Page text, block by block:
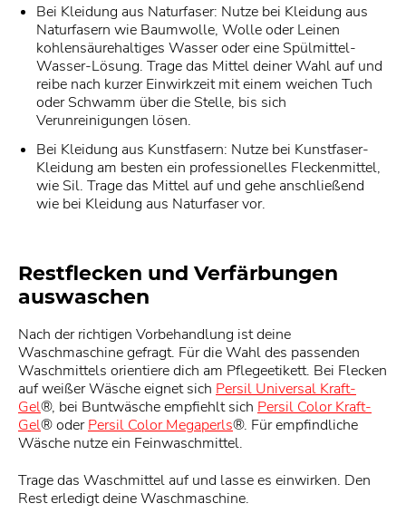
Bei Kleidung aus Naturfaser: Nutze bei Kleidung aus
Naturfasern wie Baumwolle, Wolle oder Leinen
kohlensäurehaltiges Wasser oder eine Spülmittel-
Wasser-Lösung. Trage das Mittel deiner Wahl auf und
reibe nach kurzer Einwirkzeit mit einem weichen Tuch
oder Schwamm über die Stelle, bis sich
Verunreinigungen lösen.
Bei Kleidung aus Kunstfasern: Nutze bei Kunstfaser-
Kleidung am besten ein professionelles Fleckenmittel,
wie Sil. Trage das Mittel auf und gehe anschließend
wie bei Kleidung aus Naturfaser vor.
Restflecken und Verfärbungen
auswaschen
Nach der richtigen Vorbehandlung ist deine
Waschmaschine gefragt. Für die Wahl des passenden
Waschmittels orientiere dich am Pflegeetikett. Bei Flecken
auf weißer Wäsche eignet sich Persil Universal Kraft-
Gel®, bei Buntwäsche empfiehlt sich Persil Color Kraft-
Gel® oderPersil Color Megaperls®. Für empfindliche
Wäsche nutze ein Feinwaschmittel.
Trage das Waschmittel auf und lasse es einwirken. Den
Rest erledigt deine Waschmaschine.